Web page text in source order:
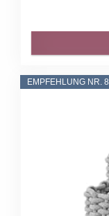
EMPFEHLUNG NR. 8